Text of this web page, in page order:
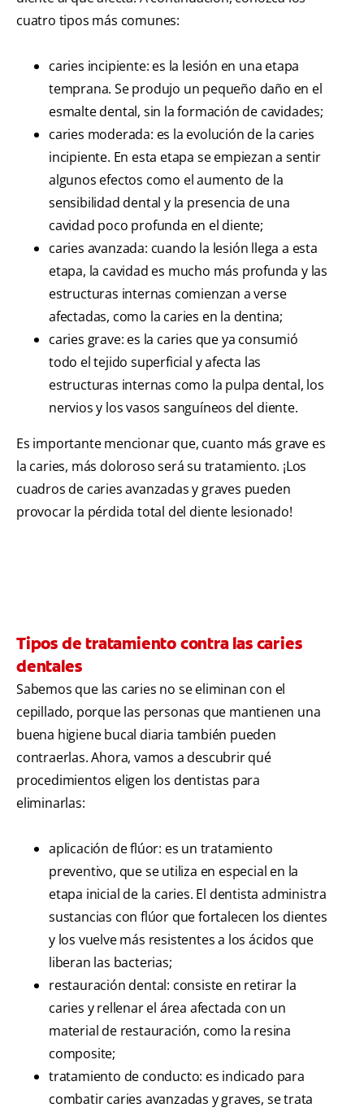
cuatro tipos más comunes:
caries incipiente: es la lesión en una etapa
temprana. Se produjo un pequeño daño en el
esmalte dental, sin la formación de cavidades;
caries moderada: es la evolución de la caries
incipiente. En esta etapa se empiezan a sentir
algunos efectos como el aumento de la
sensibilidad dental y la presencia de una
cavidad poco profunda en el diente;
caries avanzada: cuando la lesión llega a esta
etapa, la cavidad es mucho más profunda y las
estructuras internas comienzan a verse
afectadas, como la caries en la dentina;
caries grave: es la caries que ya consumió
todo el tejido superficial y afecta las
estructuras internas como la pulpa dental, los
nervios y los vasos sanguíneos del diente.
Es importante mencionar que, cuanto más grave es
la caries, más doloroso será su tratamiento. ¡Los
cuadros de caries avanzadas y graves pueden
provocar la pérdida total del diente lesionado!
Tipos de tratamiento contra las caries
dentales
Sabemos que las caries no se eliminan con el
cepillado, porque las personas que mantienen una
buena higiene bucal diaria también pueden
contraerlas. Ahora, vamos a descubrir qué
procedimientos eligen los dentistas para
eliminarlas:
aplicación de flúor: es un tratamiento
preventivo, que se utiliza en especial en la
etapa inicial de la caries. El dentista administra
sustancias con flúor que fortalecen los dientes
y los vuelve más resistentes a los ácidos que
liberan las bacterias;
restauración dental: consiste en retirar la
caries y rellenar el área afectada con un
material de restauración, como la resina
composite;
tratamiento de conducto: es indicado para
combatir caries avanzadas y graves, se trata